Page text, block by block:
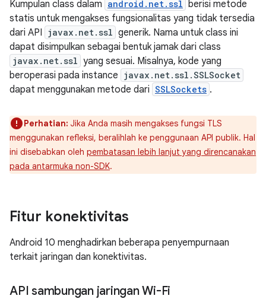
Kumpulan class dalam android.net.ssl berisi metode
statis untuk mengakses fungsionalitas yang tidak tersedia
dari API javax.net.ssl generik. Nama untuk class ini
dapat disimpulkan sebagai bentuk jamak dari class
javax.net.ssl yang sesuai. Misalnya, kode yang
beroperasi pada instance javax.net.ssl.SSLSocket
dapat menggunakan metode dari SSLSockets .
Perhatian: Jika Anda masih mengakses fungsi TLS
menggunakan refleksi, beralihlah ke penggunaan API publik. Hal
ini disebabkan oleh pembatasan lebih lanjut yang direncanakan
pada antarmuka non-SDK.
Fitur konektivitas
Android 10 menghadirkan beberapa penyempurnaan
terkait jaringan dan konektivitas.
API sambungan jaringan Wi-Fi